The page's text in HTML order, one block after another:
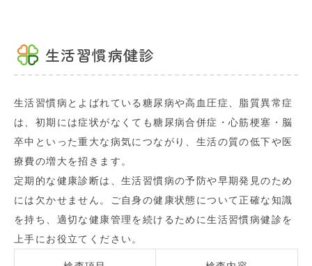
生活習慣病健診
生活習慣病とよばれている糖尿病や高血圧症、脂質異常症
は、初期には症状がなくても糖尿病合併症・心筋梗塞・脳
卒中といった重大な病気につながり、生活の質の低下や医
療費の増大を招きます。
定期的な健康診断は、生活習慣病の予防や早期発見のため
には欠かせません。ご自身の健康状態について正確な知識
を持ち、適切な健康管理を続けるために生活習慣病健診を
上手にお役立てください。